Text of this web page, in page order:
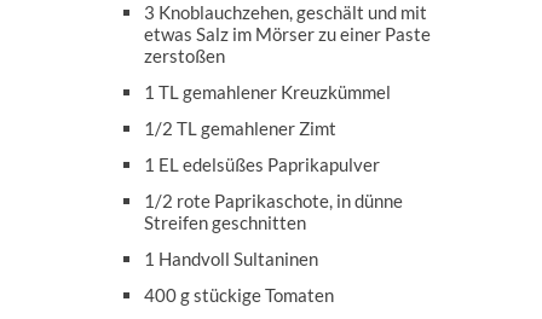
3 Knoblauchzehen, geschält und mit
etwas Salz im Mörser zu einer Paste
zerstoßen
1 TL gemahlener Kreuzkümmel
1/2 TL gemahlener Zimt
1 EL edelsüßes Paprikapulver
1/2 rote Paprikaschote, in dünne
Streifen geschnitten
1 Handvoll Sultaninen
400 g stückige Tomaten